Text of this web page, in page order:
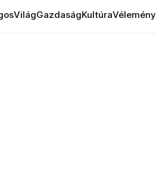
VilágGazdaságKultúraVélemény